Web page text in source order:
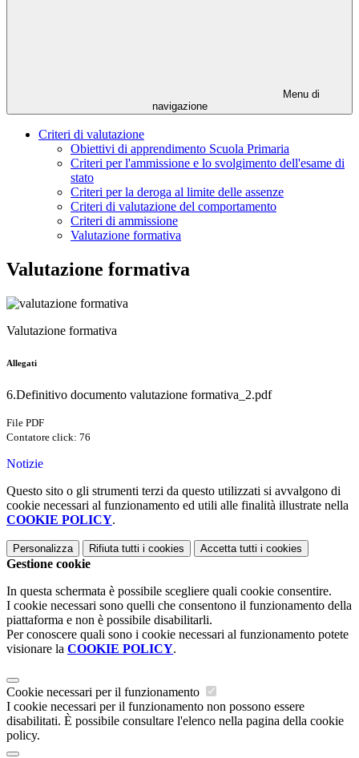
Menu di
navigazione
Criteri di valutazione
Obiettivi di apprendimento Scuola Primaria
Criteri per l'ammissione e lo svolgimento dell'esame di
stato
Criteri per la deroga al limite delle assenze
Criteri di valutazione del comportamento
Criteri di ammissione
Valutazione formativa
Valutazione formativa
Valutazione formativa
Allegati
6.Definitivo documento valutazione formativa_2.pdf
File PDF
Contatore click: 76
Notizie
Questo sito o gli strumenti terzi da questo utilizzati si avvalgono di
cookie necessari al funzionamento ed utili alle finalità illustrate nella
COOKIE POLICY.
Personalizza Rifiuta tutti i cookies Accetta tutti i cookies
Gestione cookie
In questa schermata è possibile scegliere quali cookie consentire.
I cookie necessari sono quelli che consentono il funzionamento della
piattaforma e non è possibile disabilitarli.
Per conoscere quali sono i cookie necessari al funzionamento potete
visionare la COOKIE POLICY.
Cookie necessari per il funzionamento
I cookie necessari per il funzionamento non possono essere
disabilitati. È possibile consultare l'elenco nella pagina della cookie
policy.